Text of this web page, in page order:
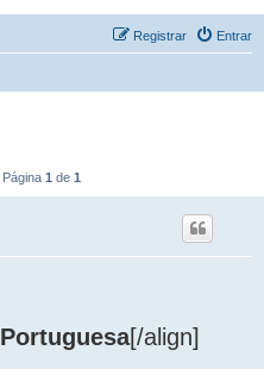
Entrar
Registrar
Página 1 de 1
[/align]